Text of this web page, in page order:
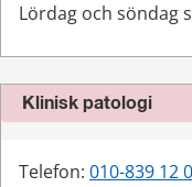
Lördag och söndag
Klinisk patologi
Telefon: 010-839 12